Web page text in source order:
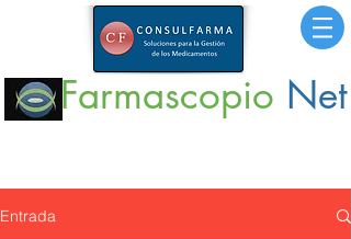
Farmascopio Net
Entrada